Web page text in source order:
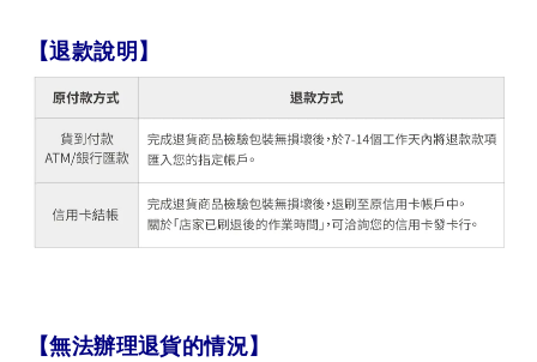
【退款說明】
【無法辦理退貨的情況】